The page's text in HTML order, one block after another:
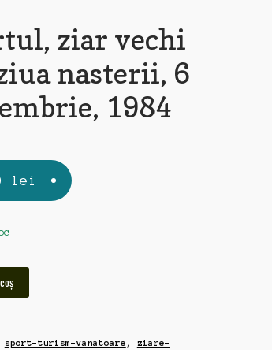
ziar vechi
nasterii, 6
1984
lei
sport-turism-vanatoare , ziare-